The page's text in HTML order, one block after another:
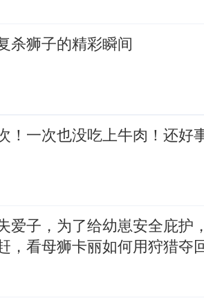
杀狮子的精彩瞬间
！一次也没吃上牛肉！还好
爱子，为了给幼崽安全庇护
，看母狮卡丽如何用狩猎夺